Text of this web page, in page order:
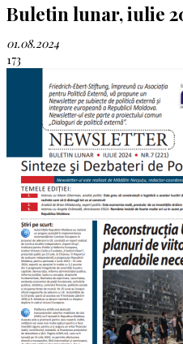
Buletin lunar, iulie
01.08.2024
173